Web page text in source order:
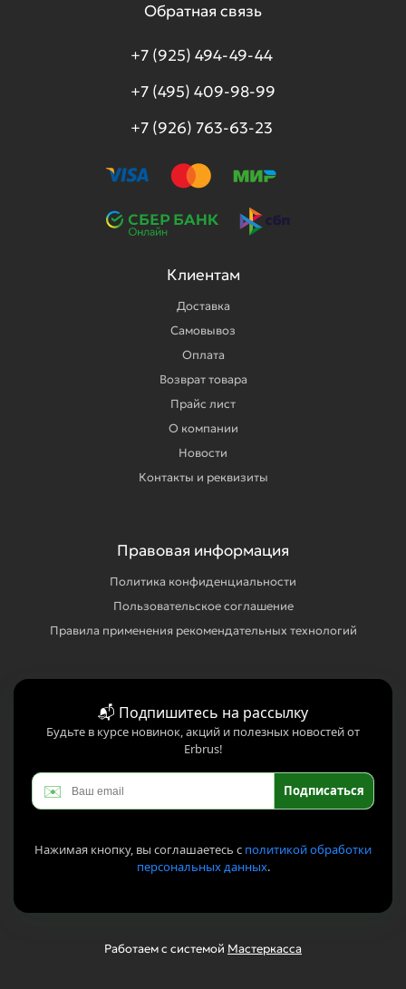
Обратная связь
+7 (925) 494-49-44
+7 (495) 409-98-99
+7 (926) 763-63-23
Клиентам
Доставка
Самовывоз
Оплата
Возврат товара
Прайс лист
О компании
Новости
Контакты и реквизиты
Правовая информация
Политика конфиденциальности
Пользовательское соглашение
Правила применения рекомендательных технологий
📬 Подпишитесь на рассылку
Будьте в курсе новинок, акций и полезных новостей от
Erbrus!
✉️ Подписаться
Нажимая кнопку, вы соглашаетесь с политикой обработки
персональных данных.
Работаем с системой Мастеркасса